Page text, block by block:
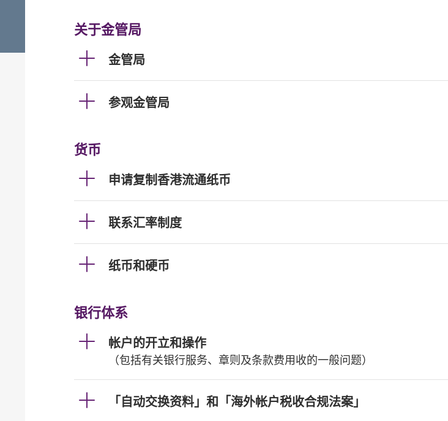
关于金管局
金管局
参观金管局
货币
申请复制香港流通纸币
联系汇率制度
纸币和硬币
银行体系
帐户的开立和操作
（包括有关银行服务、章则及条款费用收的一般问题）
「自动交换资料」和「海外帐户税收合规法案」